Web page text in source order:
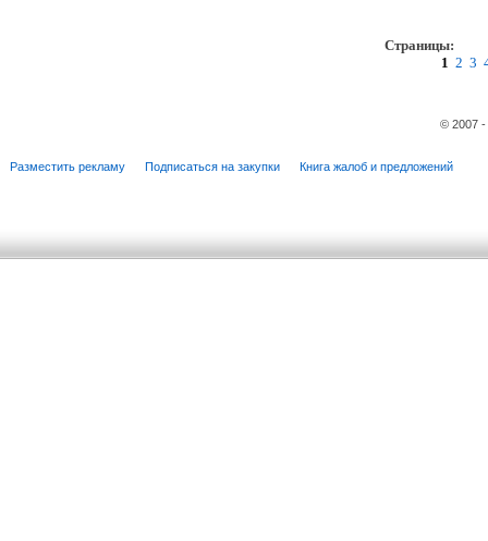
Страницы:
1 2 3
© 2007
Разместить рекламу Подписаться на закупки Книга жалоб и предложений